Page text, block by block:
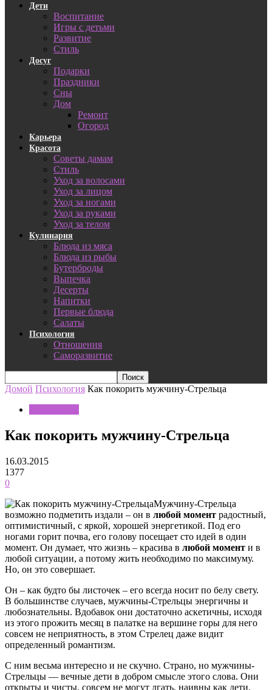
Дети
Воспитание
Игры с детьми
Развитие
Стиль
Досуг
Подарки
Праздники
Сны
Дом
Ремонт
Огород
Карьера
Красота
Советы дамам
Стиль
Уход за волосами
Уход за лицом
Уход за ногами
Уход за руками
Уход за телом
Кулинария
Блюда из мяса
Блюда из рыбы
Бутерброды
Выпечка
Десерты
Напитки
Первые блюда
Салаты
Психология
Отношения
Саморазвитие
Домой Психология Как покорить мужчину-Стрельца
Как покорить мужчину-Стрельца
16.03.2015
1377
0
Мужчину-Стрельца
возможно подметить издали – он в любой момент радостный,
оптимистичный, с яркой, хорошей энергетикой. Под его
ногами горит почва, его голову посещает сто идей в один
момент. Он думает, что жизнь – красива в любой момент и в
любой ситуации, а потому жить необходимо по максимуму.
Но, он это совершает.
Он – как будто бы листочек – его всегда носит по белу свету.
В большинстве случаев, мужчины-Стрельцы энергичны и
любознательны. Вдобавок они достаточно аскетичны, исходя
из этого прожить месяц в палатке на вершине горы для него
совсем не неприятность, в этом Стрелец даже видит
определенный романтизм.
С ним весьма интересно и не скучно. Страно, но мужчины-
Стрельцы — вечные дети в добром смысле этого слова. Они
открыты и чисты, совсем не могут лгать, наивны как дети,